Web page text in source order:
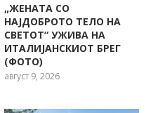
„ЖЕНАТА СО
НАЈДОБРОТО ТЕЛО НА
СВЕТОТ“ УЖИВА НА
ИТАЛИЈАНСКИОТ БРЕГ
(ФОТО)
август 9, 2026